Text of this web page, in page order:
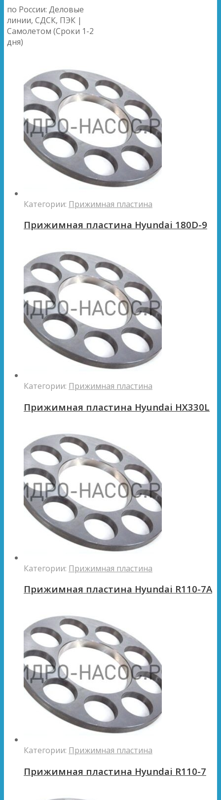
по России: Деловые
линии, СДСК, ПЭК |
Самолетом (Сроки 1-2
дня)
Категории: Прижимная пластина
Прижимная пластина Hyundai 180D-9
Категории: Прижимная пластина
Прижимная пластина Hyundai HX330L
Категории: Прижимная пластина
Прижимная пластина Hyundai R110-7A
Категории: Прижимная пластина
Прижимная пластина Hyundai R110-7